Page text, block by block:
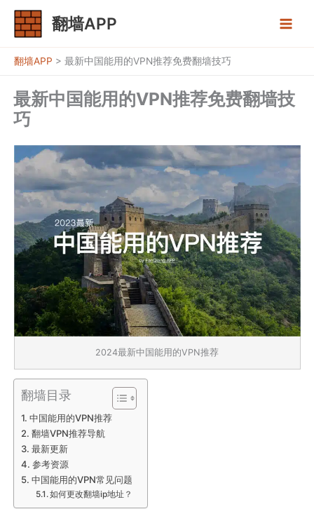
翻墙APP
翻墙APP > 最新中国能用的VPN推荐免费翻墙技巧
最新中国能用的VPN推荐免费翻墙技
巧
2024最新中国能用的VPN推荐
翻墙目录
中国能用的VPN推荐
翻墙VPN推荐导航
最新更新
参考资源
中国能用的VPN常见问题
如何更改翻墙ip地址？